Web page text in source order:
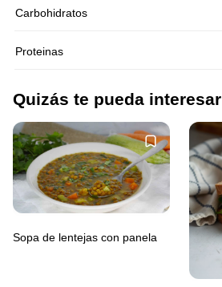
Carbohidratos
Proteinas
Quizás te pueda interesar
Sopa de lentejas con panela